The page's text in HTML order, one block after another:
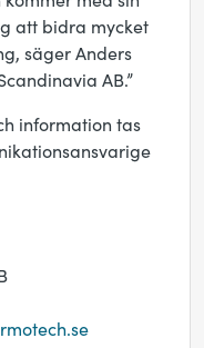
att bidra mycket
säger Anders
AB.”
information tas